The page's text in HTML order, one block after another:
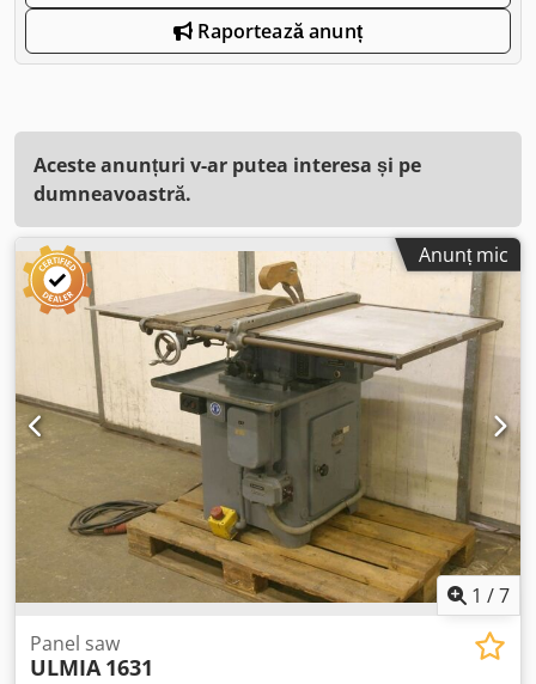
Raportează anunț
Aceste anunțuri v-ar putea interesa și pe
dumneavoastră.
Anunț mic
1 /7
Panel saw
ULMIA 1631